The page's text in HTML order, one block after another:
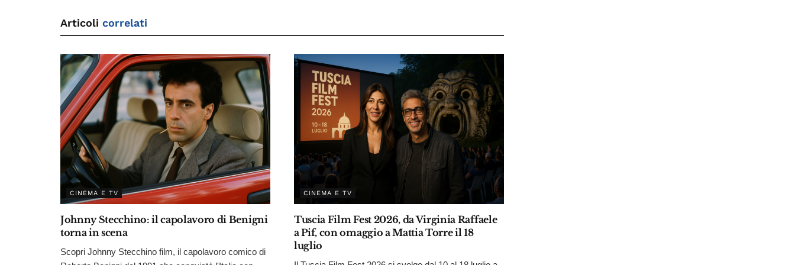
Articoli correlati
CINEMA E TV
Johnny Stecchino: il capolavoro di Benigni
torna in scena
Scopri Johnny Stecchino film, il capolavoro comico di
CINEMA E TV
Tuscia Film Fest 2026, da Virginia Raffaele
a Pif, con omaggio a Mattia Torre il 18
luglio